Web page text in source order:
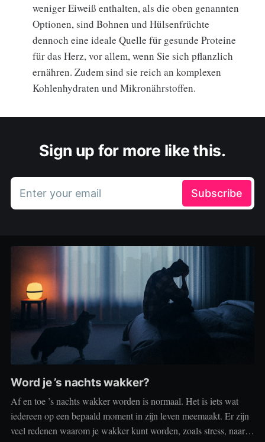
weniger Eiweiß enthalten, als die oben genannten
Optionen, sind Bohnen und Hülsenfrüchte
dennoch eine ideale Quelle für gesunde Proteine
für das Herz, vor allem, wenn Sie sich pflanzlich
ernähren. Zudem sind sie reich an komplexen
Kohlenhydraten und Mikronährstoffen.
Sign up for more like this.
Enter your email Subscribe
Word je ’s nachts wakker?
Af en toe ’s nachts wakker worden is normaal. Het is iets wat
iedereen op een bepaald moment in zijn leven meemaakt. Er zijn
veel redenen waarom je wakker kunt worden, zoals stress, naar